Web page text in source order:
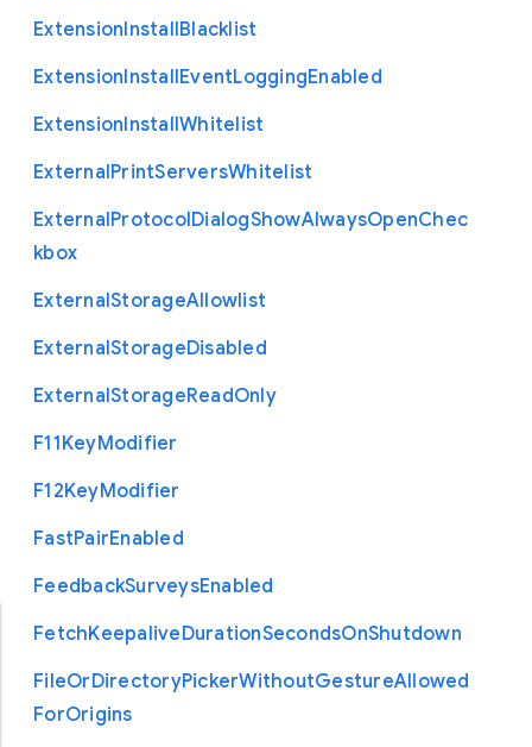
ExtensionInstallBlacklist
ExtensionInstallEventLoggingEnabled
ExtensionInstallWhitelist
ExternalPrintServersWhitelist
ExternalProtocolDialogShowAlwaysOpenChec
kbox
ExternalStorageAllowlist
ExternalStorageDisabled
ExternalStorageReadOnly
F11KeyModifier
F12KeyModifier
FastPairEnabled
FeedbackSurveysEnabled
FetchKeepaliveDurationSecondsOnShutdown
FileOrDirectoryPickerWithoutGestureAllowed
ForOrigins